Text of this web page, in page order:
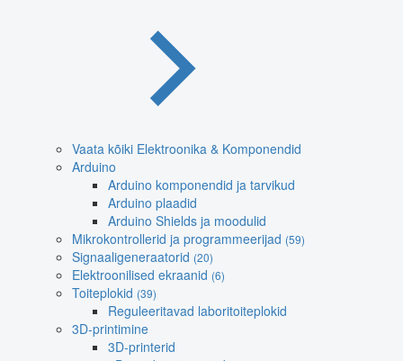
Vaata kõiki Elektroonika & Komponendid
Arduino
Arduino komponendid ja tarvikud
Arduino plaadid
Arduino Shields ja moodulid
Mikrokontrollerid ja programmeerijad (59)
Signaaligeneraatorid (20)
Elektroonilised ekraanid (6)
Toiteplokid (39)
Reguleeritavad laboritoiteplokid
3D-printimine
3D-printerid